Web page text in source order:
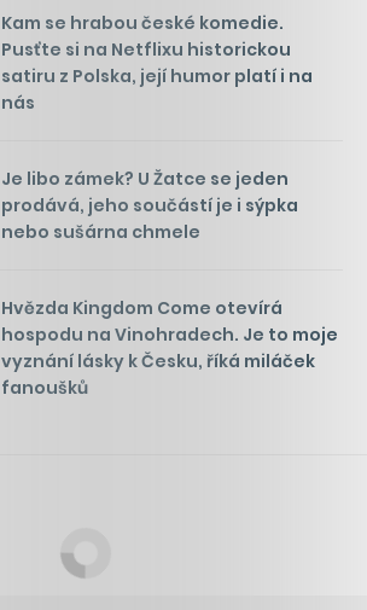
Kam se hrabou české komedie.
Pusťte si na Netflixu historickou
satiru z Polska, její humor platí i na
nás
Je libo zámek? U Žatce se jeden
prodává, jeho součástí je i sýpka
nebo sušárna chmele
Hvězda Kingdom Come otevírá
hospodu na Vinohradech. Je to moje
vyznání lásky k Česku, říká miláček
fanoušků